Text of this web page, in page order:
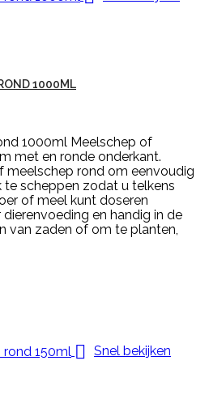
1000ML
1000ml Meelschep of
met en ronde onderkant.
meelschep rond om eenvoudig
scheppen zodat u telkens
of meel kunt doseren
en handig in de
van zaden of om te planten,
 Snel bekijken